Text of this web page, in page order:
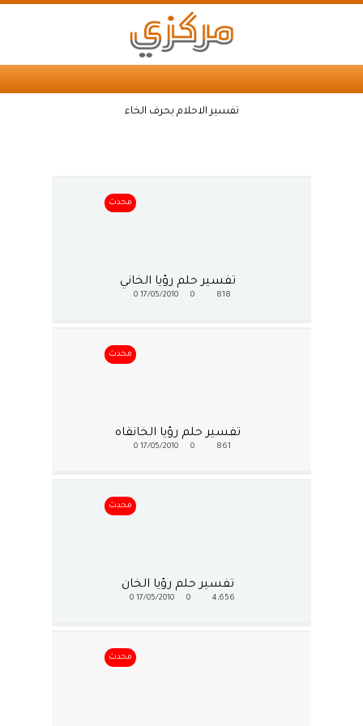
تفسير الاحلام بحرف الخاء
محدث
تفسير حلم رؤيا الخاني
818
17/05/2010
0
محدث
تفسير حلم رؤيا الخانقاه
861
17/05/2010
0
محدث
تفسير حلم رؤيا الخان
4,656
17/05/2010
0
محدث